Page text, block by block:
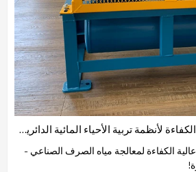
منفاخات الجذور عالية الكفاءة لأنظمة تربية الأحياء المائية الدائرية (RAS)
اكتشف منفاخات Roots عالية الكفاءة لمعالجة مياه الصرف الصناعي -